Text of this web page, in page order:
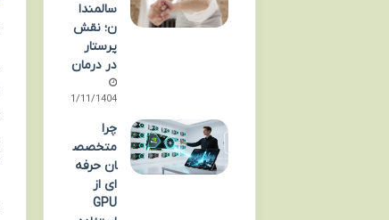
سالمندا
ن؛ نقش
پرستار
در درمان
21/11/1404
چرا
متخصص
ان حرفه
ای از
GPU